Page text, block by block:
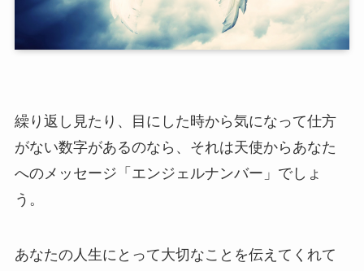
繰り返し見たり、目にした時から気になって仕方
がない数字があるのなら、それは天使からあなた
へのメッセージ「エンジェルナンバー」でしょ
う。
あなたの人生にとって大切なことを伝えてくれて